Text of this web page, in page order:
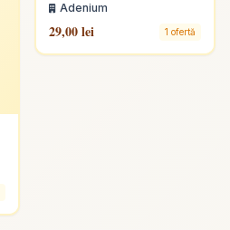
Adenium
29,00 lei 1 ofertă